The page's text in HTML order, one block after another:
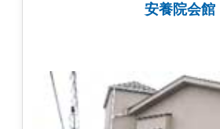
安養院会館